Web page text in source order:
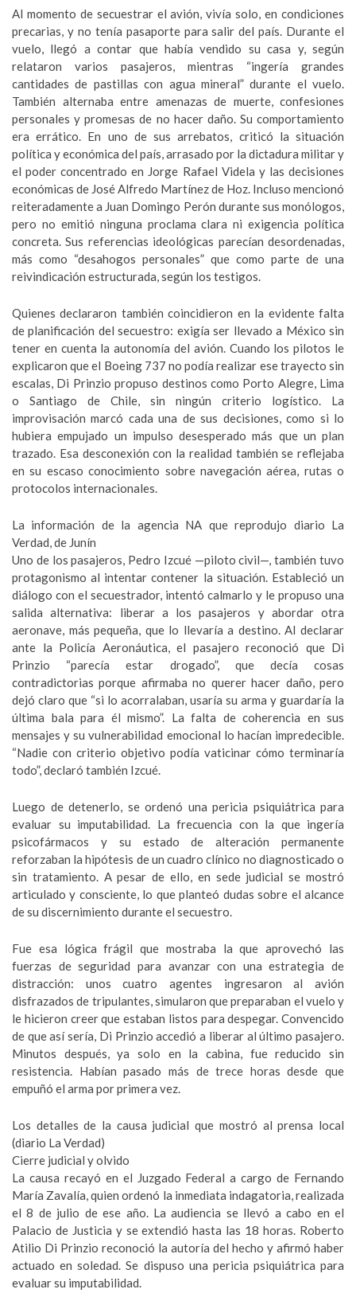
Al momento de secuestrar el avión, vivía solo, en condiciones
precarias, y no tenía pasaporte para salir del país. Durante el
vuelo, llegó a contar que había vendido su casa y, según
relataron varios pasajeros, mientras “ingería grandes
cantidades de pastillas con agua mineral” durante el vuelo.
También alternaba entre amenazas de muerte, confesiones
personales y promesas de no hacer daño. Su comportamiento
era errático. En uno de sus arrebatos, criticó la situación
política y económica del país, arrasado por la dictadura militar y
el poder concentrado en Jorge Rafael Videla y las decisiones
económicas de José Alfredo Martínez de Hoz. Incluso mencionó
reiteradamente a Juan Domingo Perón durante sus monólogos,
pero no emitió ninguna proclama clara ni exigencia política
concreta. Sus referencias ideológicas parecían desordenadas,
más como “desahogos personales” que como parte de una
reivindicación estructurada, según los testigos.
Quienes declararon también coincidieron en la evidente falta
de planificación del secuestro: exigía ser llevado a México sin
tener en cuenta la autonomía del avión. Cuando los pilotos le
explicaron que el Boeing 737 no podía realizar ese trayecto sin
escalas, Di Prinzio propuso destinos como Porto Alegre, Lima
o Santiago de Chile, sin ningún criterio logístico. La
improvisación marcó cada una de sus decisiones, como si lo
hubiera empujado un impulso desesperado más que un plan
trazado. Esa desconexión con la realidad también se reflejaba
en su escaso conocimiento sobre navegación aérea, rutas o
protocolos internacionales.
La información de la agencia NA que reprodujo diario La
Verdad, de Junín
Uno de los pasajeros, Pedro Izcué —piloto civil—, también tuvo
protagonismo al intentar contener la situación. Estableció un
diálogo con el secuestrador, intentó calmarlo y le propuso una
salida alternativa: liberar a los pasajeros y abordar otra
aeronave, más pequeña, que lo llevaría a destino. Al declarar
ante la Policía Aeronáutica, el pasajero reconoció que Di
Prinzio “parecía estar drogado”, que decía cosas
contradictorias porque afirmaba no querer hacer daño, pero
dejó claro que “si lo acorralaban, usaría su arma y guardaría la
última bala para él mismo”. La falta de coherencia en sus
mensajes y su vulnerabilidad emocional lo hacían impredecible.
“Nadie con criterio objetivo podía vaticinar cómo terminaría
todo”, declaró también Izcué.
Luego de detenerlo, se ordenó una pericia psiquiátrica para
evaluar su imputabilidad. La frecuencia con la que ingería
psicofármacos y su estado de alteración permanente
reforzaban la hipótesis de un cuadro clínico no diagnosticado o
sin tratamiento. A pesar de ello, en sede judicial se mostró
articulado y consciente, lo que planteó dudas sobre el alcance
de su discernimiento durante el secuestro.
Fue esa lógica frágil que mostraba la que aprovechó las
fuerzas de seguridad para avanzar con una estrategia de
distracción: unos cuatro agentes ingresaron al avión
disfrazados de tripulantes, simularon que preparaban el vuelo y
le hicieron creer que estaban listos para despegar. Convencido
de que así sería, Di Prinzio accedió a liberar al último pasajero.
Minutos después, ya solo en la cabina, fue reducido sin
resistencia. Habían pasado más de trece horas desde que
empuñó el arma por primera vez.
Los detalles de la causa judicial que mostró al prensa local
(diario La Verdad)
Cierre judicial y olvido
La causa recayó en el Juzgado Federal a cargo de Fernando
María Zavalía, quien ordenó la inmediata indagatoria, realizada
el 8 de julio de ese año. La audiencia se llevó a cabo en el
Palacio de Justicia y se extendió hasta las 18 horas. Roberto
Atilio Di Prinzio reconoció la autoría del hecho y afirmó haber
actuado en soledad. Se dispuso una pericia psiquiátrica para
evaluar su imputabilidad.